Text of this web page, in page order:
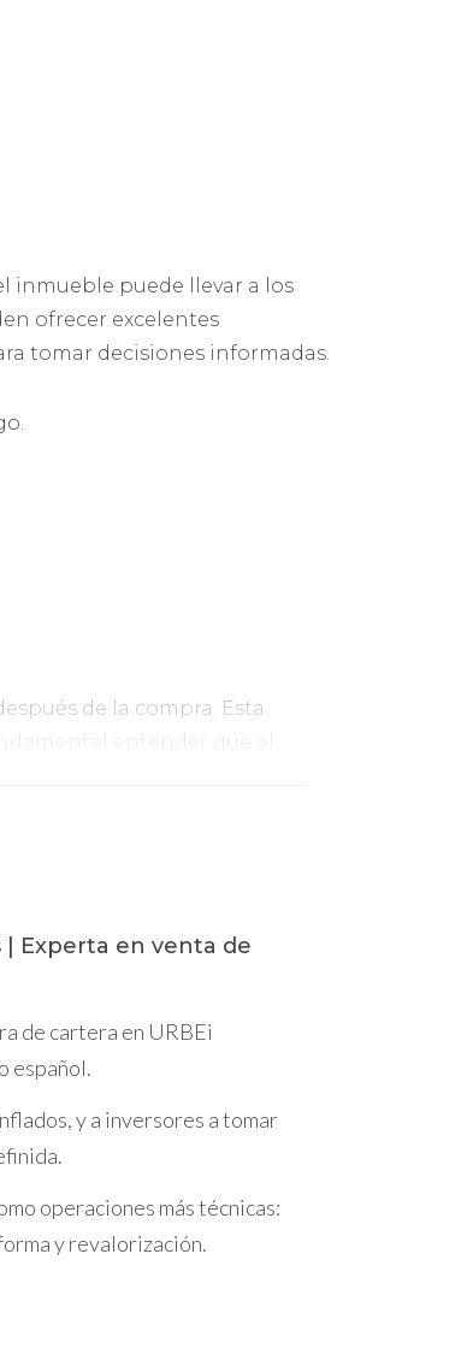
inmueble puede llevar a los
ofrecer excelentes
tomar decisiones informadas.
de la compra. Esta
entender que el
la duración del contrato ni
Este caso ilustra la
revisó el contrato y consultó a
su rentabilidad
para atraer nuevos
aumentar
Experta en venta de
de cartera en URBEi
español.
y a inversores a tomar
operaciones más técnicas:
y revalorización.